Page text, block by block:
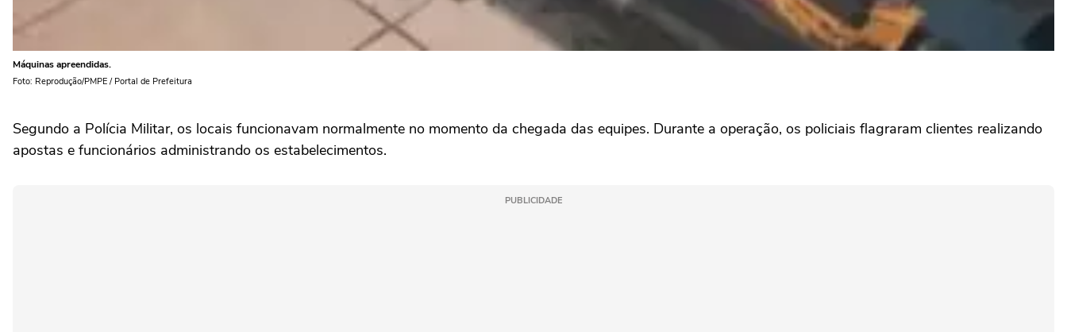
Máquinas apreendidas.
Foto: Reprodução/PMPE / Portal de Prefeitura
Segundo a Polícia Militar, os locais funcionavam normalmente no momento da chegada das equipes. Durante a operação, os policiais flagraram clientes realizando
apostas e funcionários administrando os estabelecimentos.
PUBLICIDADE